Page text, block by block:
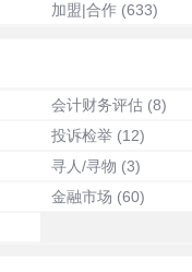
加盟|合作 (633)
会计财务评估 (8)
投诉检举 (12)
寻人/寻物 (3)
金融市场 (60)